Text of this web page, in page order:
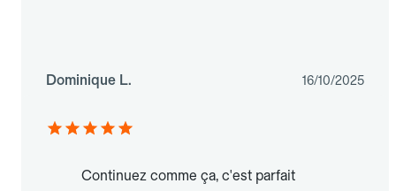
Dominique L. 16/10/2025
Continuez comme ça, c'est parfait